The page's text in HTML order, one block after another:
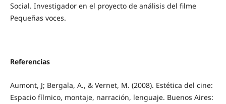
Social. Investigador en el proyecto de análisis del filme
Pequeñas voces.
Referencias
Aumont, J; Bergala, A., & Vernet, M. (2008). Estética del cine:
Espacio fílmico, montaje, narración, lenguaje. Buenos Aires: